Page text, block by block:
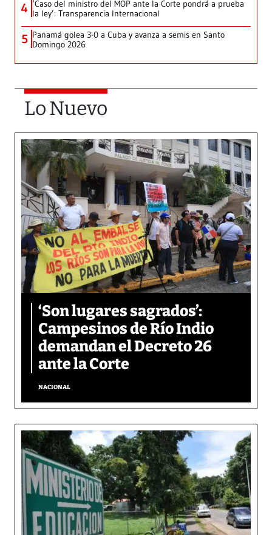
4 ‘Caso del ministro del MOP ante la Corte pondrá a prueba
la ley’: Transparencia Internacional
5 Panamá golea 3-0 a Cuba y avanza a semis en Santo
Domingo 2026
Lo Nuevo
‘Son lugares sagrados’:
Campesinos de Río Indio
demandan el Decreto 26
ante la Corte
NACIONAL